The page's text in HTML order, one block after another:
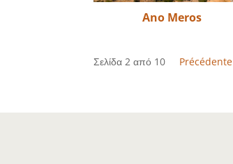
Ano Meros
Σελίδα 2 από 10 Précédente